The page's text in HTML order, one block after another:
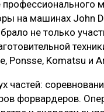
И ЗАЩИТА
ПЛИТ
профессионального
на машинах John
не только
Ponsse, Komatsu и
частей:
форвардеров.